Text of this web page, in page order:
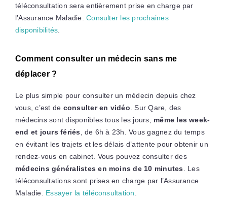
téléconsultation sera entièrement prise en charge par
l’Assurance Maladie.Consulter les prochaines
disponibilités
Comment consulter un médecin sans me
déplacer ?
Le plus simple pour consulter un médecin depuis chez
vous, c’est de consulter en vidéo . Sur Qare, des
médecins sont disponibles tous les jours, même les week-
end et jours fériés , de 6h à 23h. Vous gagnez du temps
en évitant les trajets et les délais d’attente pour obtenir un
rendez-vous en cabinet. Vous pouvez consulter des
médecins généralistes en moins de 10 minutes . Les
téléconsultations sont prises en charge par l’Assurance
Maladie. Essayer la téléconsultation